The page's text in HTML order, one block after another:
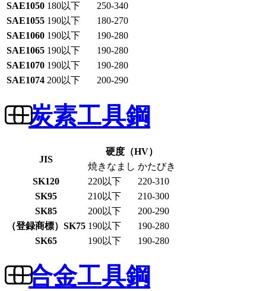
SAE1050 180以下
250-340
SAE1055 190以下
180-270
SAE1060 190以下
190-280
SAE1065 190以下
190-280
SAE1070 190以下
190-280
SAE1074 200以下 200-290
炭素工具鋼
JIS
硬度（HV）
焼きなまし かたびき
SK120
220以下
220-310
SK95
210以下
210-300
SK85
200以下
200-290
（登録商標）SK75 190以下
190-280
SK65
190以下 190-280
合金工具鋼